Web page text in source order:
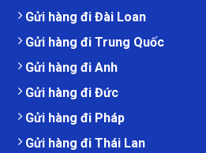
Gửi hàng đi Đài Loan
Gửi hàng đi Trung Quốc
Gửi hàng đi Anh
Gửi hàng đi Đức
Gửi hàng đi Pháp
Gửi hàng đi Thái Lan